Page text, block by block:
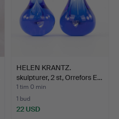
HELEN KRANTZ.
skulpturer, 2 st, Orrefors E…
1 tim 0 min
1 bud
22 USD